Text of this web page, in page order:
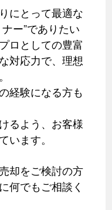
にとって最適な
ー”でありたい
ロとしての豊富
対応力で、理想
経験になる方も
るよう、お客様
います。
却をご検討の方
何でもご相談く